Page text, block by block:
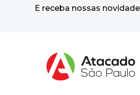
E receba nossas